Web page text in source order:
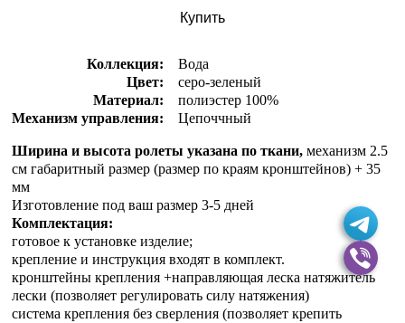
Купить
Коллекция:
Вода
Цвет:
серо-зеленый
Материал:
полиэстер 100%
Механизм управления:
Цепоччный
Ширина и высота ролеты указана по ткани,механизм 2.5
см габаритный размер (размер по краям кронштейнов) + 35
мм
Изготовление под ваш размер 3-5 дней
Комплектация:
готовое к установке изделие;
крепление и инструкция входят в комплект.
кронштейны крепления +направляющая леска натяжитель
лески (позволяет регулировать силу натяжения)
система крепления без сверления (позволяет крепить